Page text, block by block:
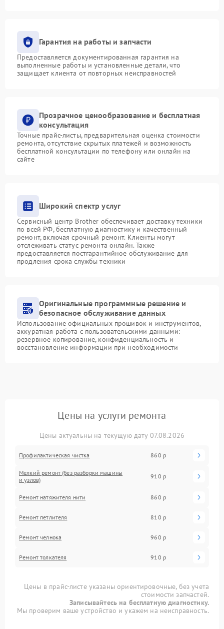
Гарантия на работы и запчасти
Предоставляется документированная гарантия на
выполненные работы и установленные детали, что
защищает клиента от повторных неисправностей
Прозрачное ценообразование и бесплатная
консультация
Точные прайс-листы, предварительная оценка стоимости
ремонта, отсутствие скрытых платежей и возможность
бесплатной консультации по телефону или онлайн на
сайте
Широкий спектр услуг
Сервисный центр Brother обеспечивает доставку техники
по всей РФ, бесплатную диагностику и качественный
ремонт, включая срочный ремонт. Клиенты могут
отслеживать статус ремонта онлайн. Также
предоставляется постгарантийное обслуживание для
продления срока службы техники
Оригинальные программные решение и
безопасное обслуживание данных
Использование официальных прошивок и инструментов,
аккуратная работа с пользовательскими данными:
резервное копирование, конфиденциальность и
восстановление информации при необходимости
Цены на услуги ремонта
Цены актуальны на текущую дату 07.08.2026
Профилактическая чистка 860 р
Мелкий ремонт (без разборки машины
и узлов)
910 р
Ремонт натяжителя нити 860 р
Ремонт петлителя 810 р
Ремонт челнока 960 р
Ремонт толкателя 910 р
Цены в прайс-листе указаны ориентировочные, без учета
стоимости запчастей.
Записывайтесь на бесплатную диагностику.
Мы проверим ваше устройство и укажем на неисправность.